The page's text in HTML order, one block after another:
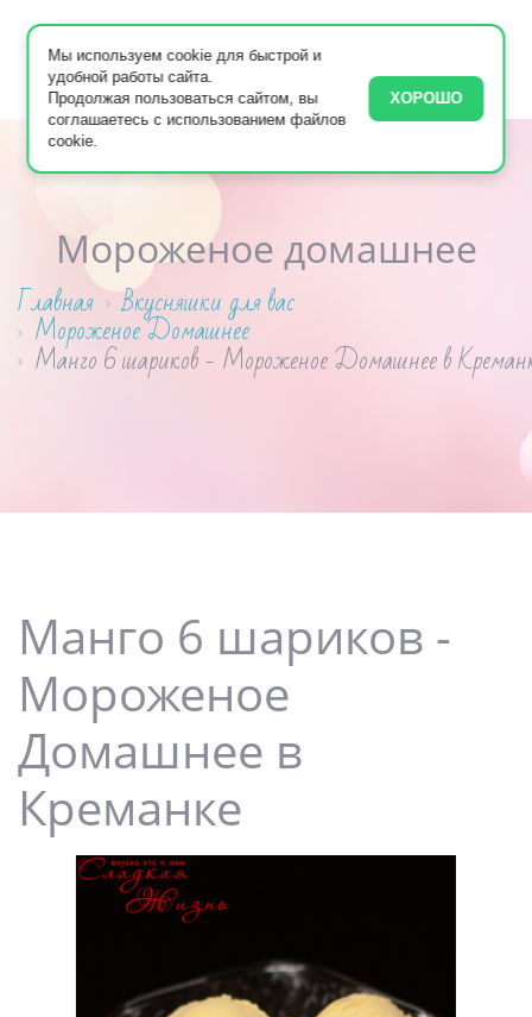
Мороженое домашнее
Главная Вкусняшки для вас
Мороженое Домашнее
Манго 6 шариков - Мороженое Домашнее в
Манго 6 шариков -
Мороженое
Домашнее в
Креманке
Мы используем cookie для быстрой и
удобной работы сайта.
Продолжая пользоваться сайтом, вы
соглашаетесь с использованием файлов
cookie.
ХОРОШО